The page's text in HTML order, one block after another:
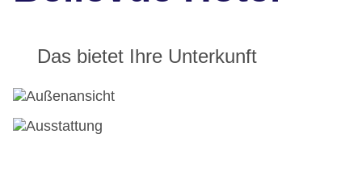
Das bietet Ihre Unterkunft